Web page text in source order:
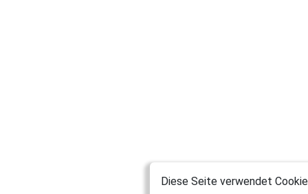
Diese Seite verwendet